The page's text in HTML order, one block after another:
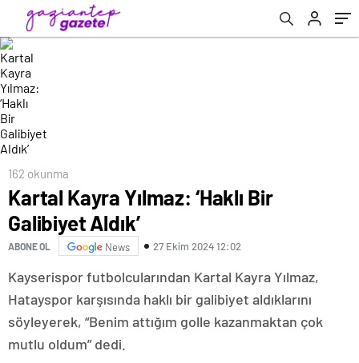
162 okunma
Kartal Kayra Yılmaz: ‘Haklı Bir
Galibiyet Aldık’
ABONE OL News 27 Ekim 2024 12:02
Kayserispor futbolcularından Kartal Kayra Yılmaz,
Hatayspor karşısında haklı bir galibiyet aldıklarını
söyleyerek, “Benim attığım golle kazanmaktan çok
mutlu oldum” dedi.